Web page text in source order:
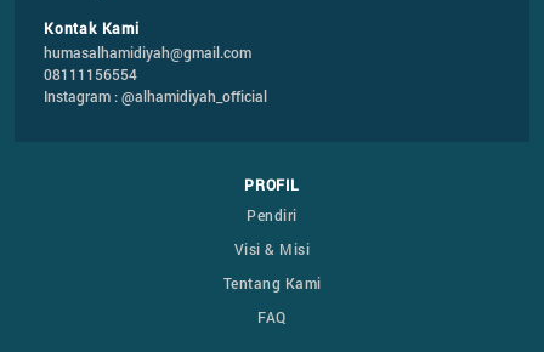
Kontak Kami
humasalhamidiyah@gmail.com
08111156554
Instagram : @alhamidiyah_official
PROFIL
Pendiri
Visi & Misi
Tentang Kami
FAQ